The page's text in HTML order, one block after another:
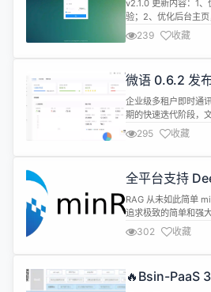
v2.1.0 更新内容：1
验；2、优化后台主
人中心模块，规范数
件，提升稳定性；5
化字典管理功能模块
余代码；9、修复近
Python 语言基于 T...
239 收藏
微语 0.6.2 发
企业级多租户即时通
期的快速迭代阶段，
描述可能不符，以最
English 中文 介绍 企
管理 聊天记录监控 ...
服 统计报表 ... 知识
对话 ... 工单系...
295 收藏
全平台支持
v0.0.4 发布
RAG 从未如此简单
追求极致的简单和强
击启动.支持OpenAI
LKE、阿里云百炼、
FTS5实现BM25全文
Open...
302 收藏
🔥Bsin-PaaS